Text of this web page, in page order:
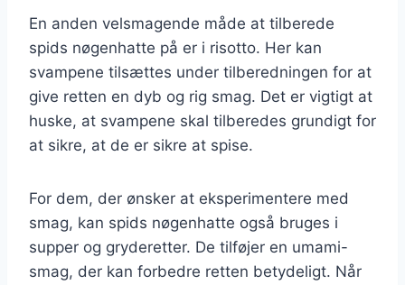
En anden velsmagende måde at tilberede
spids nøgenhatte på er i risotto. Her kan
svampene tilsættes under tilberedningen for at
give retten en dyb og rig smag. Det er vigtigt at
huske, at svampene skal tilberedes grundigt for
at sikre, at de er sikre at spise.
For dem, der ønsker at eksperimentere med
smag, kan spids nøgenhatte også bruges i
supper og gryderetter. De tilføjer en umami-
smag, der kan forbedre retten betydeligt. Når